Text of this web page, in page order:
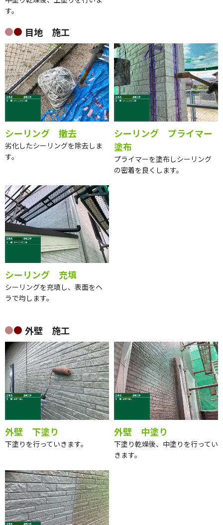
す。
目地 施工
シーリング 撤去
劣化したシーリングを除去しま
す。
シーリング プライマー
塗布
プライマーを塗布しシーリング
の密着を良くします。
シーリング 充填
シーリングを充填し、表面をヘ
ラで均します。
外壁 施工
外壁 下塗り
下塗りを行っていきます。
外壁 中塗り
下塗り乾燥後、中塗りを行ってい
きます。